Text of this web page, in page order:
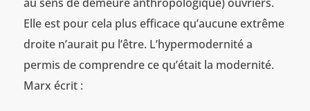
Elle est pour cela plus efficace qu’aucune extrême
droite n’aurait pu l’être. L’hypermodernité a
permis de comprendre ce qu’était la modernité.
Marx écrit :